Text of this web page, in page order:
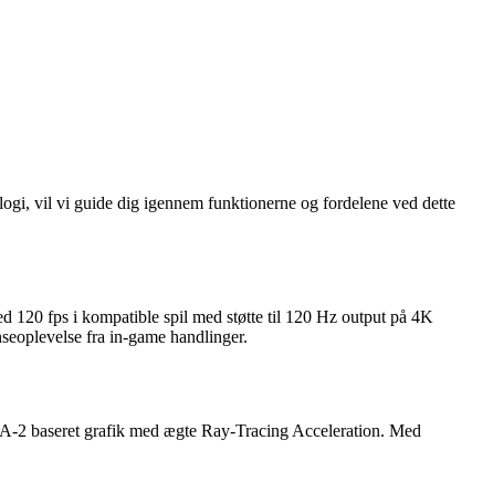
vil vi guide dig igennem funktionerne og fordelene ved dette
120 fps i kompatible spil med støtte til 120 Hz output på 4K
fra in-game handlinger.
2 baseret grafik med ægte Ray-Tracing Acceleration. Med